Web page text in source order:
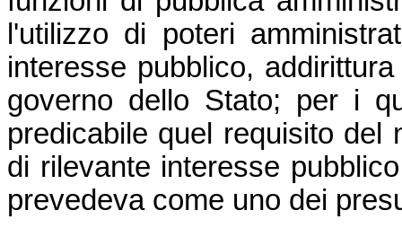
l'utilizzo di poteri
interesse pubblico,
governo dello Stato; per i
predicabile quel requisito del
di rilevante interesse
prevedeva come uno dei